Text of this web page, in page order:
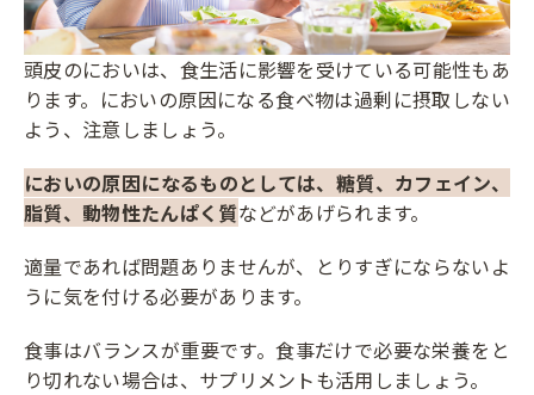
頭皮のにおいは、食生活に影響を受けている可能性もあ
ります。においの原因になる食べ物は過剰に摂取しない
よう、注意しましょう。
においの原因になるものとしては、糖質、カフェイン、
脂質、動物性たんぱく質などがあげられます。
適量であれば問題ありませんが、とりすぎにならないよ
うに気を付ける必要があります。
食事はバランスが重要です。食事だけで必要な栄養をと
り切れない場合は、サプリメントも活用しましょう。